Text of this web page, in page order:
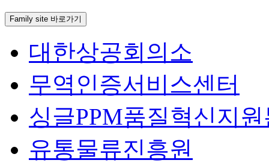
Family site 바로가기
대한상공회의소
무역인증서비스센터
싱글PPM품질혁신지
유통물류진흥원